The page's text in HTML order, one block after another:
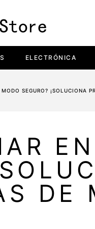
ELECTRÓNICA
SEGURO? ¡SOLUCIONA
DE